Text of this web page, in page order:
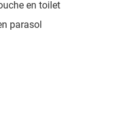
en toilet
parasol